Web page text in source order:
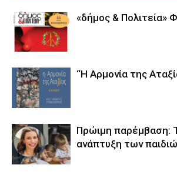
«δήμος & Πολιτεία»
“Η Αρμονία της
Πρώιμη παρέμβαση:
ανάπτυξη των